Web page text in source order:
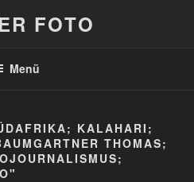
FOTO
Menü
KALAHARI;
THOMAS;